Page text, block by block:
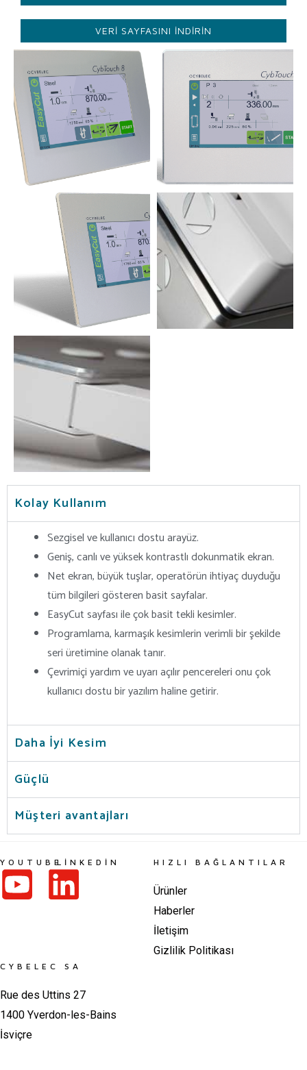
VERI SAYFASINI INDIRIN
Kolay Kullanım
Sezgisel ve kullanıcı dostu arayüz.
Geniş, canlı ve yüksek kontrastlı dokunmatik ekran.
Net ekran, büyük tuşlar, operatörün ihtiyaç duyduğu
tüm bilgileri gösteren basit sayfalar.
EasyCut sayfası ile çok basit tekli kesimler.
Programlama, karmaşık kesimlerin verimli bir şekilde
seri üretimine olanak tanır.
Çevrimiçi yardım ve uyarı açılır pencereleri onu çok
kullanıcı dostu bir yazılım haline getirir.
Daha İyi Kesim
Güçlü
Müşteri avantajları
CYBELEC SA
Rue des Uttins 27
1400 Yverdon-les-Bains
İsviçre
HIZLI BAĞLANTILAR
Ürünler
Haberler
İletişim
Gizlilik Politikası
YOUTUBELINKEDIN